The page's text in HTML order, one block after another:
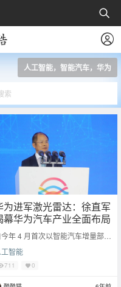
人工智能，智能汽车，华为
为进军激光雷达：徐直军
幕华为汽车产业全面布局
今年 4 月首次以智能汽车增量部件
能汽车解决方案 BU 为公司旗下
工智能
711 0